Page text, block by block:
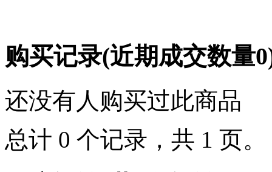
购买记录(近期成交数量0
还没有人购买过此商品
总计 0 个记录，共 1 页。